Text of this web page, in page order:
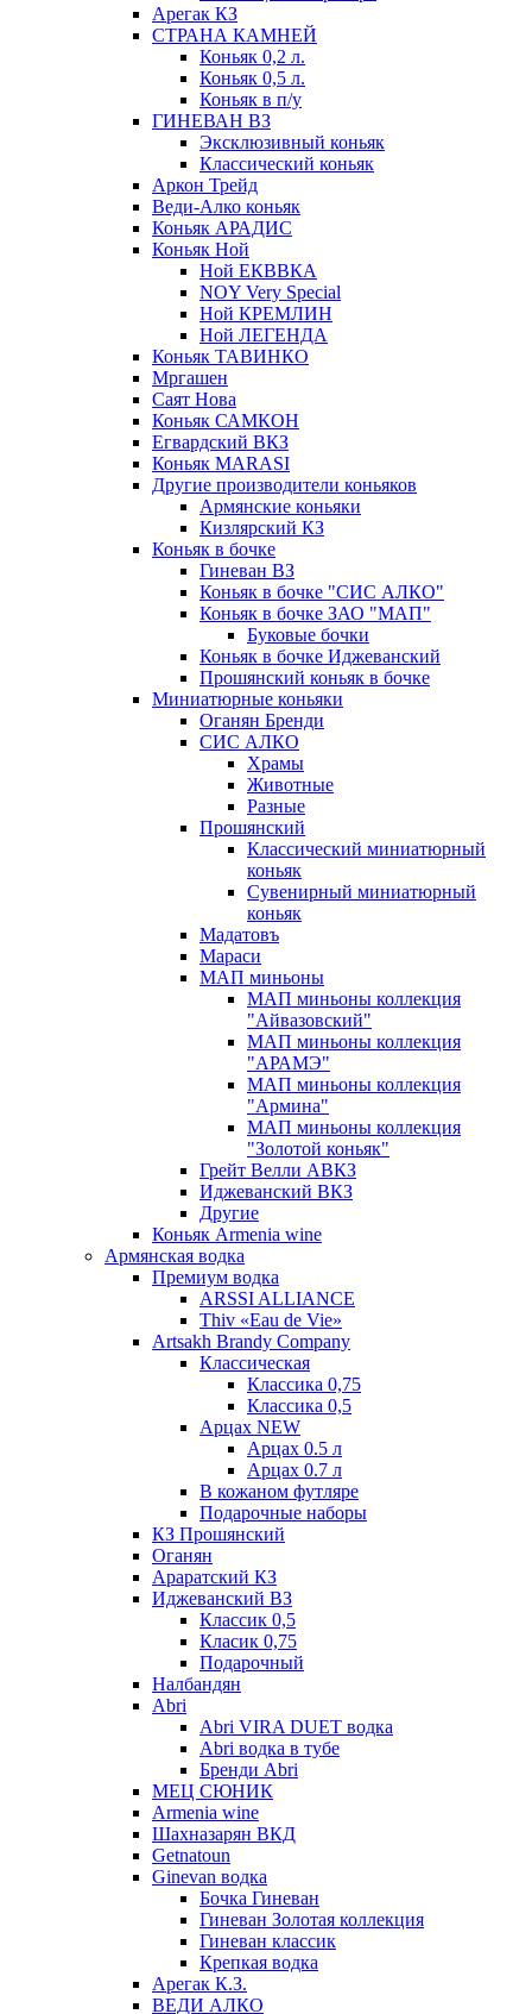
Арегак КЗ
СТРАНА КАМНЕЙ
Коньяк 0,2 л.
Коньяк 0,5 л.
Коньяк в п/у
ГИНЕВАН ВЗ
Эксклюзивный коньяк
Классический коньяк
Аркон Трейд
Веди-Алко коньяк
Коньяк АРАДИС
Коньяк Ной
Ной ЕКВВКА
NOY Very Special
Ной КРЕМЛИН
Ной ЛЕГЕНДА
Коньяк ТАВИНКО
Мргашен
Саят Нова
Коньяк САМКОН
Егвардский ВКЗ
Коньяк MARASI
Другие производители коньяков
Армянские коньяки
Кизлярский КЗ
Коньяк в бочке
Гиневан ВЗ
Коньяк в бочке "СИС АЛКО"
Коньяк в бочке ЗАО "МАП"
Буковые бочки
Коньяк в бочке Иджеванский
Прошянский коньяк в бочке
Миниатюрные коньяки
Оганян Бренди
СИС АЛКО
Храмы
Животные
Разные
Прошянский
Классический миниатюрный
коньяк
Сувенирный миниатюрный
коньяк
Мадатовъ
Мараси
МАП миньоны
МАП миньоны коллекция
"Айвазовский"
МАП миньоны коллекция
"АРАМЭ"
МАП миньоны коллекция
"Армина"
МАП миньоны коллекция
"Золотой коньяк"
Грейт Велли АВКЗ
Иджеванский ВКЗ
Другие
Коньяк Armenia wine
Армянская водка
Премиум водка
ARSSI ALLIANCE
Thiv «Eau de Vie»
Artsakh Brandy Company
Классическая
Классика 0,75
Классика 0,5
Арцах NEW
Арцах 0.5 л
Арцах 0.7 л
В кожаном футляре
Подарочные наборы
КЗ Прошянский
Оганян
Араратский КЗ
Иджеванский ВЗ
Классик 0,5
Класик 0,75
Подарочный
Налбандян
Abri
Abri VIRA DUET водка
Abri водка в тубе
Бренди Abri
МЕЦ СЮНИК
Armenia wine
Шахназарян ВКД
Getnatoun
Ginevan водка
Бочка Гиневан
Гиневан Золотая коллекция
Гиневан классик
Крепкая водка
Арегак К.З.
ВЕДИ АЛКО